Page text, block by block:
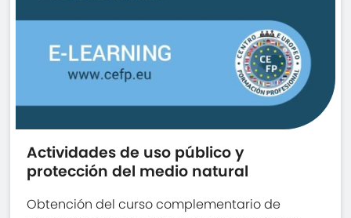
Actividades de uso público y
protección del medio natural
Obtención del curso complementario de